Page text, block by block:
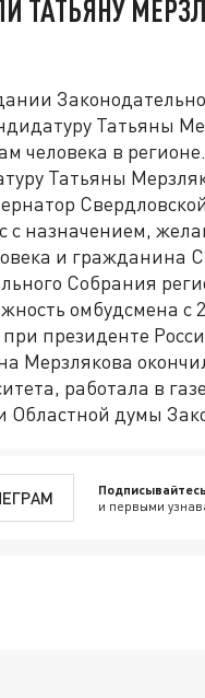
ТАТЬЯНУ
Татьяны
человека в
Татьяны
с назначением,
и гражданина
Собрания
омбудсмена с
президенте
Мерзлякова
работала в
Областной думы
и первыми